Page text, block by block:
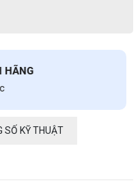
HÃNG
SỐ KỸ THUẬT